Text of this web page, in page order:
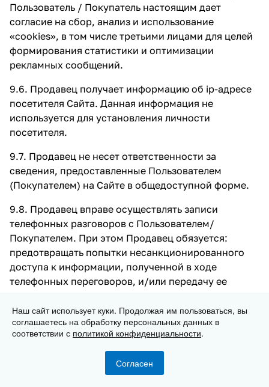
Пользователь / Покупатель настоящим дает
согласие на сбор, анализ и использование
«cookies», в том числе третьими лицами для целей
формирования статистики и оптимизации
рекламных сообщений.
9.6. Продавец получает информацию об ip-адресе
посетителя Сайта. Данная информация не
используется для установления личности
посетителя.
9.7. Продавец не несет ответственности за
сведения, предоставленные Пользователем
(Покупателем) на Сайте в общедоступной форме.
9.8. Продавец вправе осуществлять записи
телефонных разговоров с Пользователем/
Покупателем. При этом Продавец обязуется:
предотвращать попытки несанкционированного
доступа к информации, полученной в ходе
телефонных переговоров, и/или передачу ее
отношения к исполнению Заказов, в соответствии
с п. 4 ст. 16 Федерального закона «Об информации,
информационных технологиях и о защите
9.9. Покупатель выражает согласие и разрешает
Наш сайт использует куки. Продолжая им пользоваться, вы
соглашаетесь на обработку персональных данных в
соответствии с политикой конфиденциальности.
Согласен